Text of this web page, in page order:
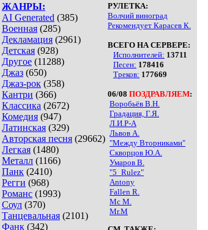
ЖАНРЫ:
AI Generated (385)
Военная (285)
Декламация (2961)
Детская (928)
Другое (11288)
Джаз (650)
Джаз-рок (358)
Кантри (366)
Классика (2672)
Комедия (947)
Латинская (329)
Авторская песня (29662)
Легкая (1480)
Металл (1166)
Панк (2410)
Регги (968)
Романс (1993)
Соул (370)
Танцевальная (2101)
Фанк (342)
РУЛЕТКА:
Волчий виноград
Рекомендует Карасев К.
ВСЕГО НА СЕРВЕРЕ:
Исполнителей: 13711
Песен: 178416
Треков: 177669
06/08 ПОЗДРАВЛЯЕМ:
Воробьёв В.Н.
Градация, Г.Я.
Л.И.Р-А
Львов А.
"Между Вторниками"
Скворцов Ю.А.
Умаров В.
"5_Rulez"
Antony
Fallen R.
Mc M.
Mr.M